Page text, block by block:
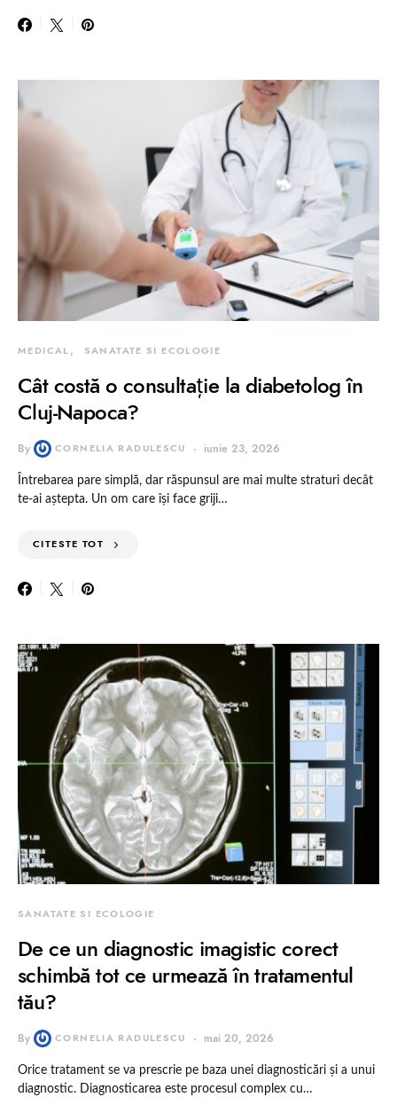
MEDICAL SANATATE SI ECOLOGIE
Cât costă o consultație la diabetolog în
Cluj-Napoca?
By CORNELIA RADULESCU iunie 23, 2026
Întrebarea pare simplă, dar răspunsul are mai multe straturi decât
te-ai aștepta. Un om care își face griji…
CITESTE TOT
SANATATE SI ECOLOGIE
De ce un diagnostic imagistic corect
schimbă tot ce urmează în tratamentul
tău?
By CORNELIA RADULESCU mai 20, 2026
Orice tratament se va prescrie pe baza unei diagnosticări și a unui
diagnostic. Diagnosticarea este procesul complex cu…